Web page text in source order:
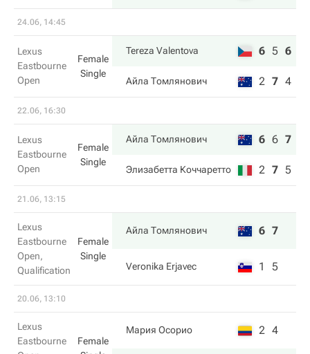
24.06, 14:45
Lexus
Eastbourne
Open
Female
Single
Tereza Valentova 6 5 6
Айла Томлянович 2 7 4
22.06, 16:30
Lexus
Eastbourne
Open
Female
Single
Айла Томлянович 6 6 7
Элизабетта Коччаретто 2 7 5
21.06, 13:15
Lexus
Eastbourne
Open,
Qualification
Female
Single
Айла Томлянович 6 7
Veronika Erjavec 1 5
20.06, 13:10
Lexus
Eastbourne
Female
Мария Осорио 2 4